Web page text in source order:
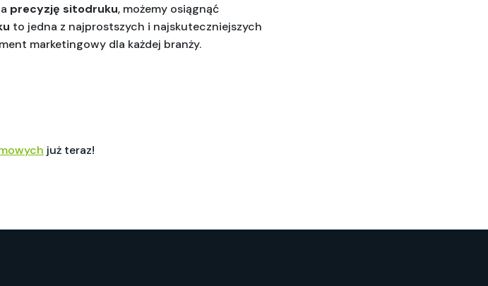
precyzję sitodruku, możemy osiągnąć
to jedna z najprostszych i najskuteczniejszych
marketingowy dla każdej branży.
już teraz!